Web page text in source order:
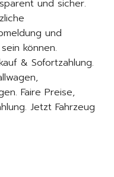
und sicher.
und
können.
& Sofortzahlung.
Faire Preise,
Jetzt Fahrzeug